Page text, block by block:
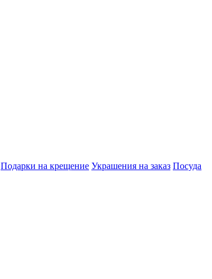
Подарки на крещение Украшения на заказ Посуда